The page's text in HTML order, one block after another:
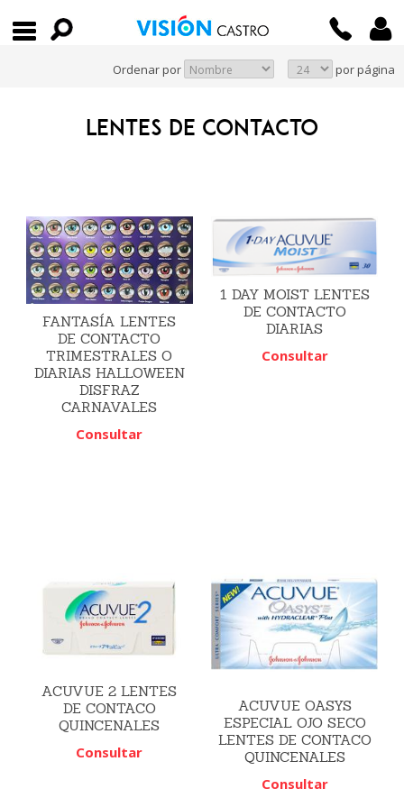
Ordenar por por página
LENTES DE CONTACTO
FANTASÍA LENTES
DE CONTACTO
TRIMESTRALES O
DIARIAS HALLOWEEN
DISFRAZ
CARNAVALES
Consultar
1 DAY MOIST LENTES
DE CONTACTO
DIARIAS
Consultar
ACUVUE 2 LENTES
DE CONTACO
QUINCENALES
Consultar
ACUVUE OASYS
ESPECIAL OJO SECO
LENTES DE CONTACO
QUINCENALES
Consultar